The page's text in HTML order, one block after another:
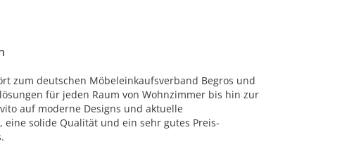
zum deutschen Möbeleinkaufsverband Begros und
für jeden Raum von Wohnzimmer bis hin zur
auf moderne Designs und aktuelle
eine solide Qualität und ein sehr gutes Preis-